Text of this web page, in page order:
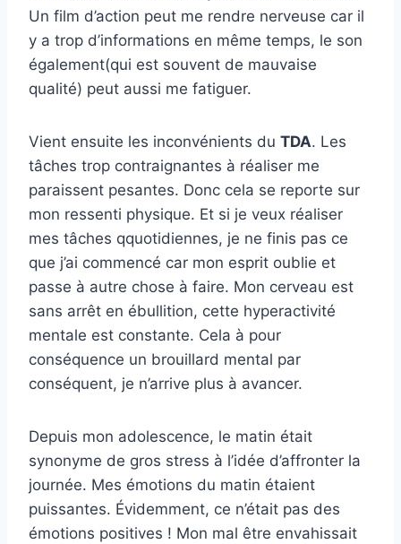
Un film d’action peut me rendre nerveuse car il
y a trop d’informations en même temps, le son
également(qui est souvent de mauvaise
qualité) peut aussi me fatiguer.
Vient ensuite les inconvénients du TDA. Les
tâches trop contraignantes à réaliser me
paraissent pesantes. Donc cela se reporte sur
mon ressenti physique. Et si je veux réaliser
mes tâches qquotidiennes, je ne finis pas ce
que j’ai commencé car mon esprit oublie et
passe à autre chose à faire. Mon cerveau est
sans arrêt en ébullition, cette hyperactivité
mentale est constante. Cela à pour
conséquence un brouillard mental par
conséquent, je n’arrive plus à avancer.
Depuis mon adolescence, le matin était
synonyme de gros stress à l’idée d’affronter la
journée. Mes émotions du matin étaient
puissantes. Évidemment, ce n’était pas des
émotions positives ! Mon mal être envahissait